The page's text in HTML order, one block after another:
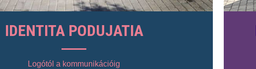
IDENTITA PODUJATIA
Logótól a kommunikációig